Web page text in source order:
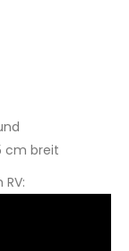
cm breit